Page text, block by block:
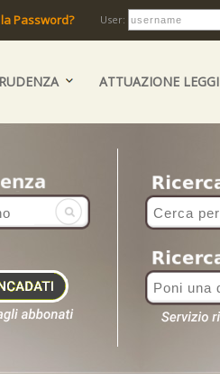
Password? User:
ATTUAZIONE LEGGI